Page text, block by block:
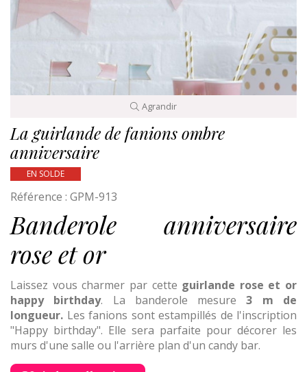
Agrandir
La guirlande de fanions ombre
anniversaire
EN SOLDE
Référence : GPM-913
Banderole anniversaire
rose et or
Laissez vous charmer par cette guirlande rose et or
happy birthday. La banderole mesure3 m de
longueur. Les fanions sont estampillés de l'inscription
"Happy birthday". Elle sera parfaite pour décorer les
murs d'une salle ou l'arrière plan d'un candy bar.